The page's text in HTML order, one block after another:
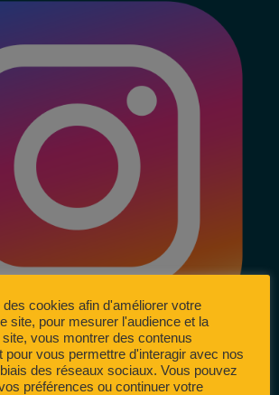
des cookies afin d'améliorer votre
site, pour mesurer l'audience et la
vous montrer des contenus
pour vous permettre d'interagir avec nos
des réseaux sociaux. Vous pouvez
préférences ou continuer votre